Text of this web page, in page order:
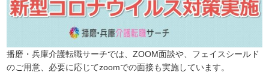
播磨・兵庫介護転職サーチでは、ZOOM面談や、フェイスシールド
のご用意、必要に応じてzoomでの面接も実施しています。